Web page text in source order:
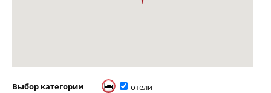
Выбор категории отели